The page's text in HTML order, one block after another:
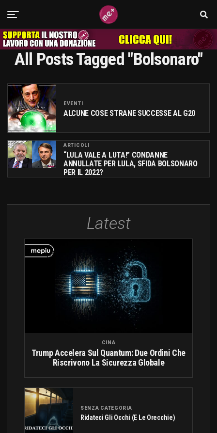
All Posts Tagged "bolsonaro"
EVENTI
ALCUNE COSE STRANE SUCCESSE AL G20
ARTICOLI
“LULA VALE A LUTA!” CONDANNE
ANNULLATE PER LULA, SFIDA BOLSONARO
PER IL 2022?
Latest
CINA
Trump Accelera Sul Quantum: Due Ordini Che
Riscrivono La Sicurezza Globale
SENZA CATEGORIA
Ridateci Gli Occhi (e Le Orecchie)